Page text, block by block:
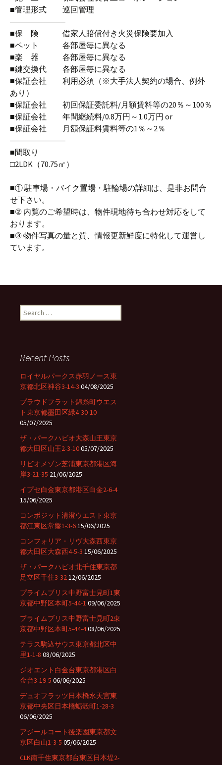
■管理形式 巡回管理
―――――――
■保 険 借家人賠償付き火災保険要加入
■ペット 各部屋毎に異なる
■楽 器 各部屋毎に異なる
■鍵交換代 各部屋毎に異なる
■保証会社 利用必須（※大手法人契約の場合、例外
あり）
■保証会社 初回保証委託料/月額賃料等の20％～100％
■保証会社 年間継続料/0.8万円～1.0万円 or
■保証会社 月額保証料賃料等の1％～2％
―――――――
■間取り
□2LDK（70.75㎡）
■① 駐車場・バイク置場・駐輪場の詳細は、是非お問合
せ下さい。
■② 内覧のご希望時は、物件現地待ち合わせ対応をして
おります。
■③ 物件写真の量と質、情報更新鮮度に特化して運営し
ています。
e
h
f
o
:
Recent Posts
ロイヤルパークス赤羽ノース東
京都北区神谷3-14-3 04/08/2025
プラウドフラット錦糸町ウエス
ト東京都墨田区緑4-30-10
05/07/2025
ザ・パークハビオ大森山王東京
都大田区山王2-3-1005/07/2025
リビオメゾン芝浦東京都港区海
岸3-21-35 21/06/2025
イプセ白金東京都港区白金2-6-4
15/06/2025
コンポジット清澄ウエスト東京
都江東区常盤1-3-615/06/2025
コンフォリア・リヴ大森西東京
都大田区大森西4-5-3 15/06/2025
ザ・パークハビオ北千住東京都
足立区千住3-3212/06/2025
プライムブリス中野富士見町1東
京都中野区本町5-44-1 09/06/2025
プライムブリス中野富士見町2東
京都中野区本町5-44-408/06/2025
テラス駒込サウス東京都北区中
里1-1-8 08/06/2025
ジオエント白金台東京都港区白
金台3-19-5 06/06/2025
デュオフラッツ日本橋水天宮東
京都中央区日本橋蛎殻町1-28-3
06/06/2025
アジールコート後楽園東京都文
京区白山1-3-5 05/06/2025
CLK南千住東京都台東区日本堤2-